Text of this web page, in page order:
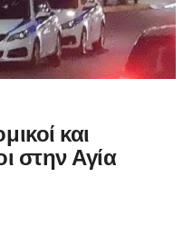
και
στην Αγία